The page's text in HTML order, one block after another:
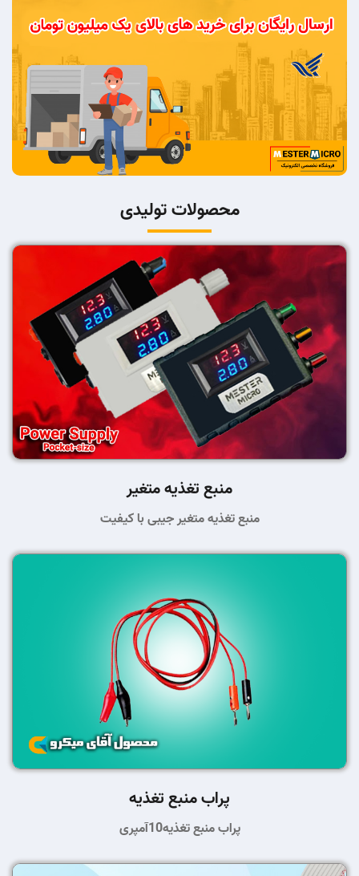
محصولات تولیدی
منبع تغذیه متغیر
منبع تغذیه متغیر جیبی با کیفیت
پراب منبع تغذیه
پراب منبع تغذیه10آمپری